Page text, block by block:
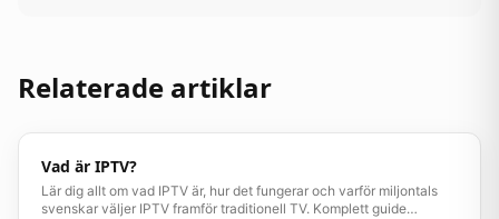
Relaterade artiklar
Vad är IPTV?
Lär dig allt om vad IPTV är, hur det fungerar och varför miljontals
svenskar väljer IPTV framför traditionell TV. Komplett guide